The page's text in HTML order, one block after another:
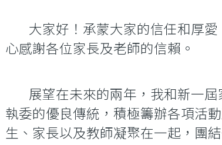
大家好！承蒙大家的信任和厚愛
心感謝各位家長及老師的信賴。
展望在未來的兩年，我和新一屆
執委的優良傳統，積極籌辦各項活
生、家長以及教師凝聚在一起，團